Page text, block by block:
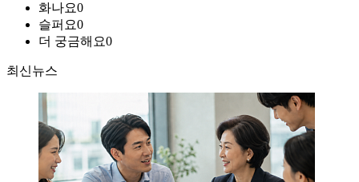
화나요0
슬퍼요0
더 궁금해요0
최신뉴스